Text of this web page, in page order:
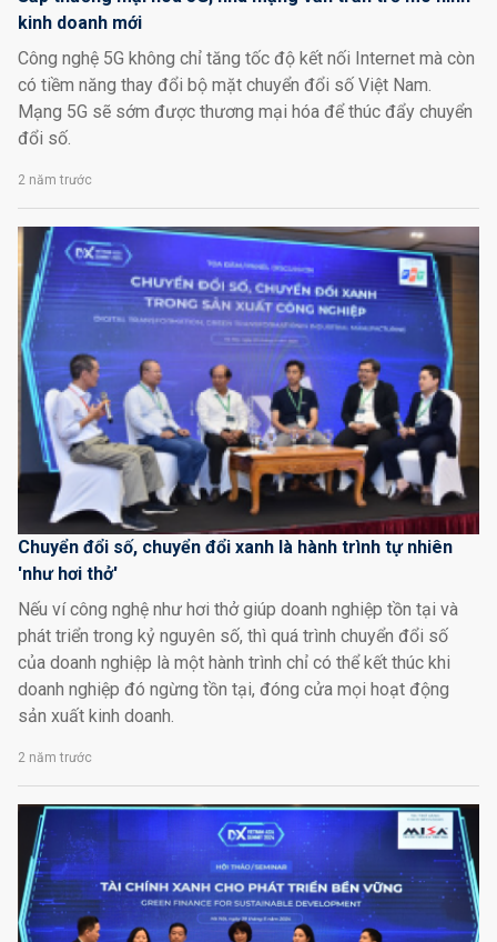
kinh doanh mới
Công nghệ 5G không chỉ tăng tốc độ kết nối Internet mà còn
có tiềm năng thay đổi bộ mặt chuyển đổi số Việt Nam.
Mạng 5G sẽ sớm được thương mại hóa để thúc đẩy chuyển
đổi số.
2 năm trước
Chuyển đổi số, chuyển đổi xanh là hành trình tự nhiên
'như hơi thở'
Nếu ví công nghệ như hơi thở giúp doanh nghiệp tồn tại và
phát triển trong kỷ nguyên số, thì quá trình chuyển đổi số
của doanh nghiệp là một hành trình chỉ có thể kết thúc khi
doanh nghiệp đó ngừng tồn tại, đóng cửa mọi hoạt động
sản xuất kinh doanh.
2 năm trước